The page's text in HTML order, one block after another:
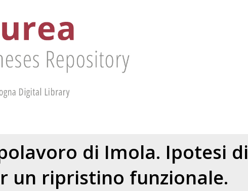
di Imola. Ipotesi di
un ripristino funzionale.